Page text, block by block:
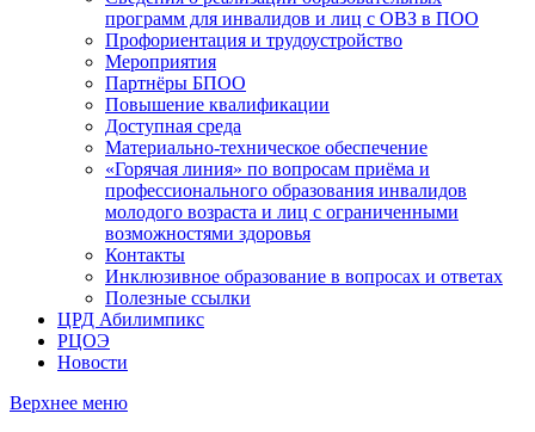
программ для инвалидов и лиц с ОВЗ в ПОО
Профориентация и трудоустройство
Мероприятия
Партнёры БПОО
Повышение квалификации
Доступная среда
Материально-техническое обеспечение
«Горячая линия» по вопросам приёма и
профессионального образования инвалидов
молодого возраста и лиц с ограниченными
возможностями здоровья
Контакты
Инклюзивное образование в вопросах и ответах
Полезные ссылки
ЦРД Абилимпикс
РЦОЭ
Новости
Верхнее меню